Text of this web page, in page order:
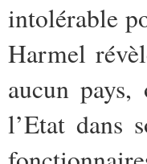
intolérable
Harmel
aucun pays,
l’Etat dans